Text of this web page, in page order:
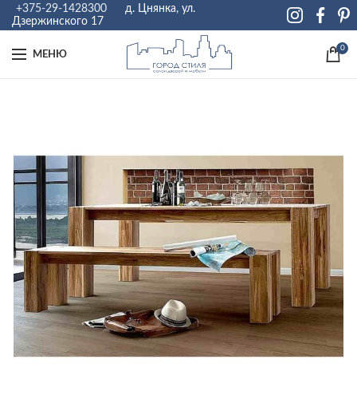
+375-29-1428300
д. Цнянка, ул.
Дзержинского 17
МЕНЮ
0